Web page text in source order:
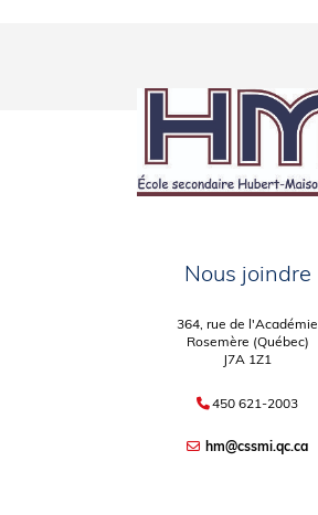
Nous joindre
364, rue de l'Académie
Rosemère (Québec)
J7A 1Z1
450 621-2003
hm@cssmi.qc.ca